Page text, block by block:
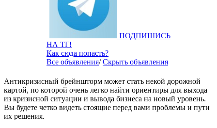
ПОДПИШИСЬ
НА ТГ!
Как сюда попасть?
Все объявления/Скрыть объявления
Антикризисный брейншторм может стать некой дорожной
картой, по которой очень легко найти ориентиры для выхода
из кризисной ситуации и вывода бизнеса на новый уровень.
Вы будете четко видеть стоящие перед вами проблемы и пути
их решения.